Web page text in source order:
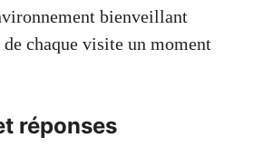
bienveillant
chaque visite un moment
réponses